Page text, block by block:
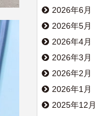
2026年6月
2026年5月
2026年4月
2026年3月
2026年2月
2026年1月
2025年12月